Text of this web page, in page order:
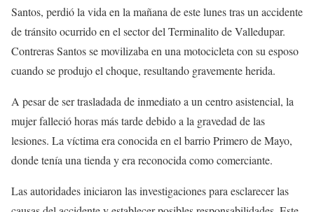
Santos, perdió la vida en la mañana de este lunes tras un accidente
de tránsito ocurrido en el sector del Terminalito de Valledupar.
Contreras Santos se movilizaba en una motocicleta con su esposo
cuando se produjo el choque, resultando gravemente herida.
A pesar de ser trasladada de inmediato a un centro asistencial, la
mujer falleció horas más tarde debido a la gravedad de las
lesiones. La víctima era conocida en el barrio Primero de Mayo,
donde tenía una tienda y era reconocida como comerciante.
Las autoridades iniciaron las investigaciones para esclarecer las